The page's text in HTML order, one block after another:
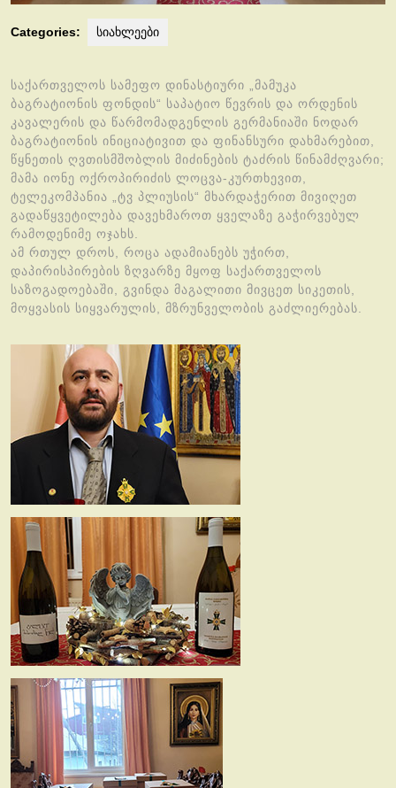
Categories: სიახლეები
საქართველოს სამეფო დინასტიური „მამუკა
ბაგრატიონის ფონდის“ საპატიო წევრის და ორდენის
კავალერის და წარმომადგენლის გერმანიაში ნოდარ
ბაგრატიონის ინიციატივით და ფინანსური დახმარებით,
წყნეთის ღვთისმშობლის მიძინების ტაძრის წინამძღვარი;
მამა იონე ოქროპირიძის ლოცვა-კურთხევით,
ტელეკომპანია „ტვ პლიუსის“ მხარდაჭერით მივიღეთ
გადაწყვეტილება დავეხმაროთ ყველაზე გაჭირვებულ
რამოდენიმე ოჯახს.
ამ რთულ დროს, როცა ადამიანებს უჭირთ,
დაპირისპირების ზღვარზე მყოფ საქართველოს
საზოგადოებაში, გვინდა მაგალითი მივცეთ სიკეთის,
მოყვასის სიყვარულის, მზრუნველობის გაძლიერებას.